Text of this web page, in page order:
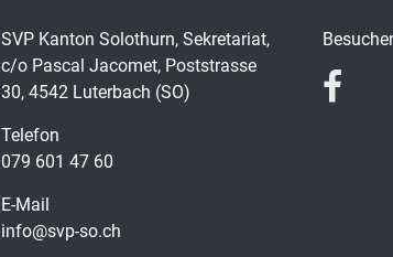
SVP Kanton Solothurn, Sekretariat,
c/o Pascal Jacomet, Poststrasse
30, 4542 Luterbach (SO)
Telefon
079 601 47 60
E-Mail
info@svp-so.ch